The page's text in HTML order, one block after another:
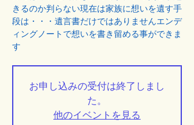
きるのか判らない現在は家族に想いを遺す手
段は・・・遺言書だけではありませんエンデ
ィングノートで想いを書き留める事ができま
す
お申し込みの受付は終了しまし
た。
他のイベントを見る